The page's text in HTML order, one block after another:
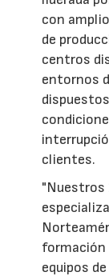
con
de
centros
entornos
clientes.
"Nuestros
formación
equipos